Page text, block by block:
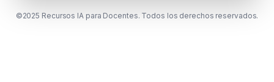
©2025 Recursos IA para Docentes. Todos los derechos reservados.